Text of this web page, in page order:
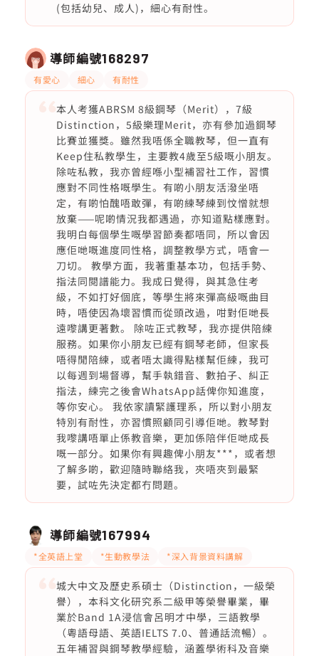
(包括幼兒、成人)，細心有耐性。
導師編號168297
有愛心 細心 有耐性
本人考獲ABRSM 8級鋼琴（Merit），7級
Distinction，5級樂理Merit，亦有參加過鋼琴
比賽並獲獎。雖然我唔係全職教琴，但一直有
Keep住私教學生，主要教4歲至5級嘅小朋友。
除咗私教，我亦曾經喺小型補習社工作，習慣
應對不同性格嘅學生。有啲小朋友活潑坐唔
定，有啲怕醜唔敢彈，有啲練琴練到忟憎就想
放棄——呢啲情況我都遇過，亦知道點樣應對。
我明白每個學生嘅學習節奏都唔同，所以會因
應佢哋嘅進度同性格，調整教學方式，唔會一
刀切。 教學方面，我著重基本功，包括手勢、
指法同閱譜能力。我成日覺得，與其急住考
級，不如打好個底，等學生將來彈高級嘅曲目
時，唔使因為壞習慣而從頭改過，咁對佢哋長
遠嚟講更著數。 除咗正式教琴，我亦提供陪練
服務。如果你小朋友已經有鋼琴老師，但家長
唔得閒陪練，或者唔太識得點樣幫佢練，我可
以每週到場督導，幫手執錯音、數拍子、糾正
指法，練完之後會WhatsApp話俾你知進度，
等你安心。 我依家讀緊護理系，所以對小朋友
特別有耐性，亦習慣照顧同引導佢哋。教琴對
我嚟講唔單止係教音樂，更加係陪伴佢哋成長
嘅一部分。如果你有興趣俾小朋友***，或者想
了解多啲，歡迎隨時聯絡我，夾唔夾到最緊
要，試咗先決定都冇問題。
導師編號167994
*全英語上堂 *生動教學法 *深入背景資料講解
城大中文及歷史系碩士（Distinction，一級榮
譽），本科文化研究系二級甲等榮譽畢業，畢
業於Band 1A浸信會呂明才中學，三語教學
（粵語母語、英語IELTS 7.0、普通話流暢）。
五年補習與鋼琴教學經驗，涵蓋學術科及音樂